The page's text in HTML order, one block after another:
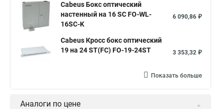
Cabeus Бокс оптический
настенный на 16 SC FO-WL-
16SC-K
6 090,86 ₽
Cabeus Кросс бокс оптический
19 на 24 ST(FC) FO-19-24ST
3 353,32 ₽
Показать больше
Аналоги по цене